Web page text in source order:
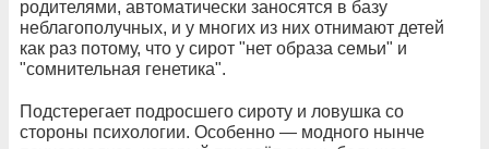
родителями, автоматически заносятся в базу
неблагополучных, и у многих из них отнимают детей
как раз потому, что у сирот "нет образа семьи" и
"сомнительная генетика".
Подстерегает подросшего сироту и ловушка со
стороны психологии. Особенно — модного нынче